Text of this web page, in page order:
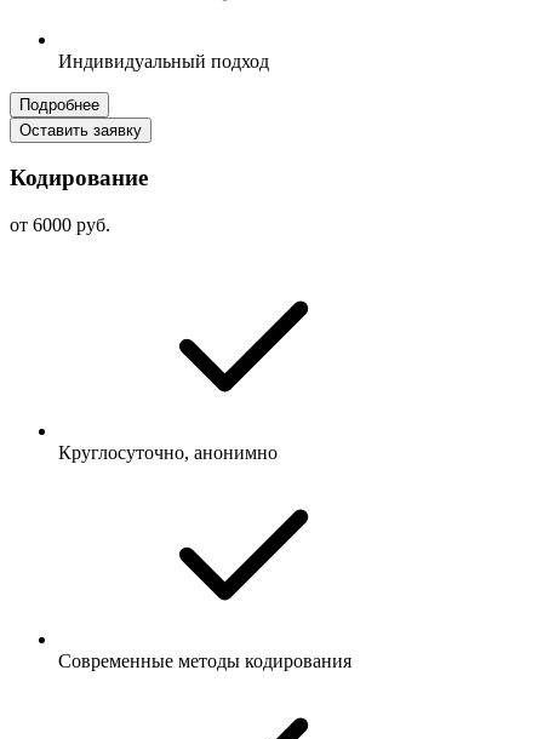
Индивидуальный подход
Подробнее
Оставить заявку
Кодирование
от 6000 руб.
Круглосуточно, анонимно
Современные методы кодирования